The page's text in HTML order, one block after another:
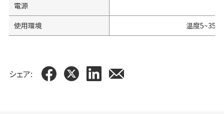
電源
使用環境
温度5~35℃
シェア: